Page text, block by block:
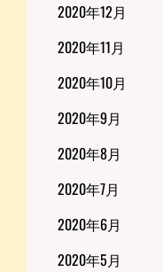
2020年12月
2020年11月
2020年10月
2020年9月
2020年8月
2020年7月
2020年6月
2020年5月